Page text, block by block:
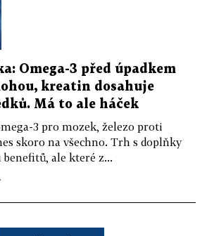
Omega-3 před úpadkem
kreatin dosahuje
Má to ale háček
3 pro mozek, železo proti
skoro na všechno. Trh s doplňky
ale které z...